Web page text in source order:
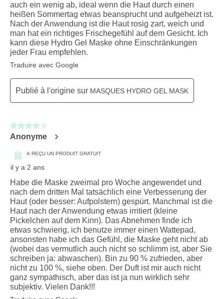
auch ein wenig ab, ideal wenn die Haut durch einen
heißen Sommertag etwas beansprucht und aufgeheizt ist.
Nach der Anwendung ist die Haut rosig zart, weich und
man hat ein richtiges Frischegefühl auf dem Gesicht. Ich
kann diese Hydro Gel Maske ohne Einschränkungen
jeder Frau empfehlen.
Traduire avec Google
Publié à l'origine sur MASQUES HYDRO GEL MASK
4 sur 5 étoiles.
Anonyme
A REÇU UN PRODUIT GRATUIT
il y a 2 ans
Habe die Maske zweimal pro Woche angewendet und
nach dem dritten Mal tatsächlich eine Verbesserung der
Haut (oder besser: Aufpolstern) gespürt. Manchmal ist die
Haut nach der Anwendung etwas irritiert (kleine
Pickelchen auf dem Kinn). Das Abnehmen finde ich
etwas schwierig, ich benutze immer einen Wattepad,
ansonsten habe ich das Gefühl, die Maske geht nicht ab
(wobei das vermutlich auch nicht so schlimm ist, aber Sie
schreiben ja: abwaschen). Bin zu 90 % zufrieden, aber
nicht zu 100 %, siehe oben. Der Duft ist mir auch nicht
ganz sympathisch, aber das ist ja nun wirklich sehr
subjektiv. Vielen Dank!!!